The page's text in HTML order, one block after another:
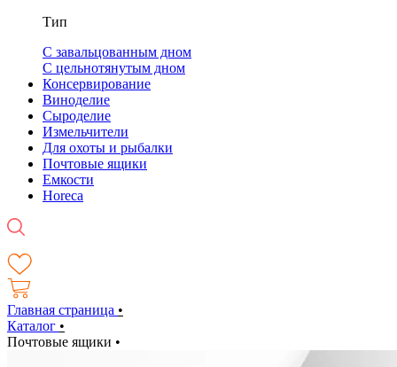
Тип
С завальцованным дном
С цельнотянутым дном
Консервирование
Виноделие
Сыроделие
Измельчители
Для охоты и рыбалки
Почтовые ящики
Емкости
Horeca
Главная страница •
Каталог •
Почтовые ящики •